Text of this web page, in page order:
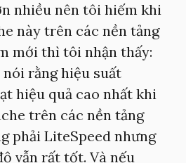
nhiều nên tôi hiếm khi
này trên các nền tảng
mới thì tôi nhận thấy:
rằng hiệu suất
hiệu quả cao nhất khi
trên các nền tảng
phải LiteSpeed nhưng
vẫn rất tốt. Và nếu